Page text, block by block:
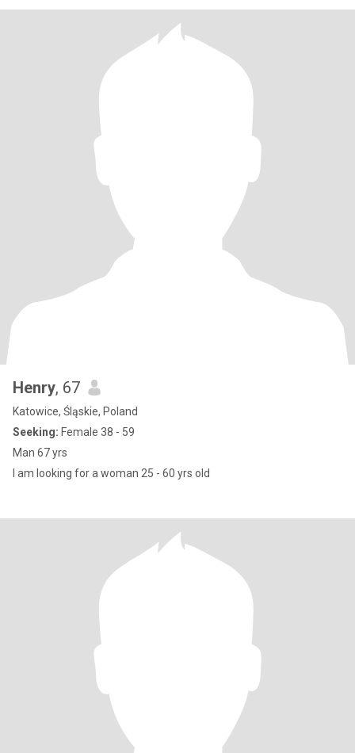
Henry, 67
Katowice, Śląskie, Poland
Seeking: Female 38 - 59
Man 67 yrs
I am looking for a woman 25 - 60 yrs old